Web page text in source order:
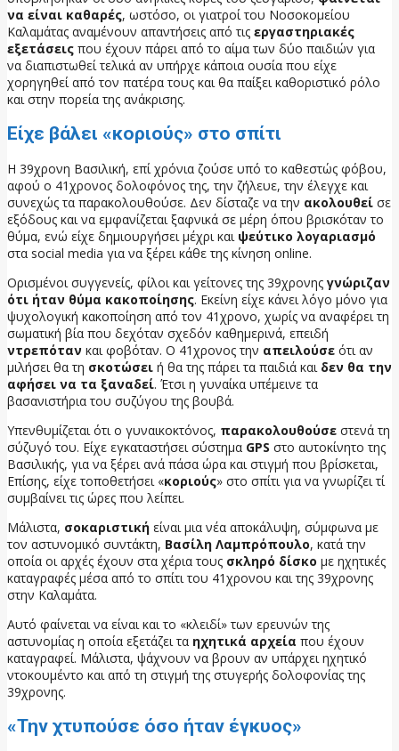
να είναι καθαρές, ωστόσο, οι γιατροί του Νοσοκομείου
Καλαμάτας αναμένουν απαντήσεις από τις εργαστηριακές
εξετάσεις που έχουν πάρει από το αίμα των δύο παιδιών για
να διαπιστωθεί τελικά αν υπήρχε κάποια ουσία που είχε
χορηγηθεί από τον πατέρα τους και θα παίξει καθοριστικό ρόλο
και στην πορεία της ανάκρισης.
Είχε βάλει «κοριούς» στο σπίτι
Η 39χρονη Βασιλική, επί χρόνια ζούσε υπό το καθεστώς φόβου,
αφού ο 41χρονος δολοφόνος της, την ζήλευε, την έλεγχε και
συνεχώς τα παρακολουθούσε. Δεν δίσταζε να την ακολουθεί σε
εξόδους και να εμφανίζεται ξαφνικά σε μέρη όπου βρισκόταν το
θύμα, ενώ είχε δημιουργήσει μέχρι και ψεύτικο λογαριασμό
στα social media για να ξέρει κάθε της κίνηση online.
Ορισμένοι συγγενείς, φίλοι και γείτονες της 39χρονης γνώριζαν
ότι ήταν θύμα κακοποίησης. Εκείνη είχε κάνει λόγο μόνο για
ψυχολογική κακοποίηση από τον 41χρονο, χωρίς να αναφέρει τη
σωματική βία που δεχόταν σχεδόν καθημερινά, επειδή
ντρεπόταν και φοβόταν. Ο 41χρονος την απειλούσε ότι αν
μιλήσει θα τη σκοτώσει ή θα της πάρει τα παιδιά και δεν θα την
αφήσει να τα ξαναδεί. Έτσι η γυναίκα υπέμεινε τα
βασανιστήρια του συζύγου της βουβά.
Υπενθυμίζεται ότι ο γυναικοκτόνος, παρακολουθούσε στενά τη
σύζυγό του. Είχε εγκαταστήσει σύστημα GPS στο αυτοκίνητο της
Βασιλικής, για να ξέρει ανά πάσα ώρα και στιγμή που βρίσκεται,
Επίσης, είχε τοποθετήσει «κοριούς» στο σπίτι για να γνωρίζει τί
συμβαίνει τις ώρες που λείπει.
Μάλιστα, σοκαριστική είναι μια νέα αποκάλυψη, σύμφωνα με
τον αστυνομικό συντάκτη, Βασίλη Λαμπρόπουλο, κατά την
οποία οι αρχές έχουν στα χέρια τους σκληρό δίσκο με ηχητικές
καταγραφές μέσα από το σπίτι του 41χρονου και της 39χρονης
στην Καλαμάτα.
Αυτό φαίνεται να είναι και το «κλειδί» των ερευνών της
αστυνομίας η οποία εξετάζει τα ηχητικά αρχεία που έχουν
καταγραφεί. Μάλιστα, ψάχνουν να βρουν αν υπάρχει ηχητικό
ντοκουμέντο και από τη στιγμή της στυγερής δολοφονίας της
39χρονης.
«Την χτυπούσε όσο ήταν έγκυος»